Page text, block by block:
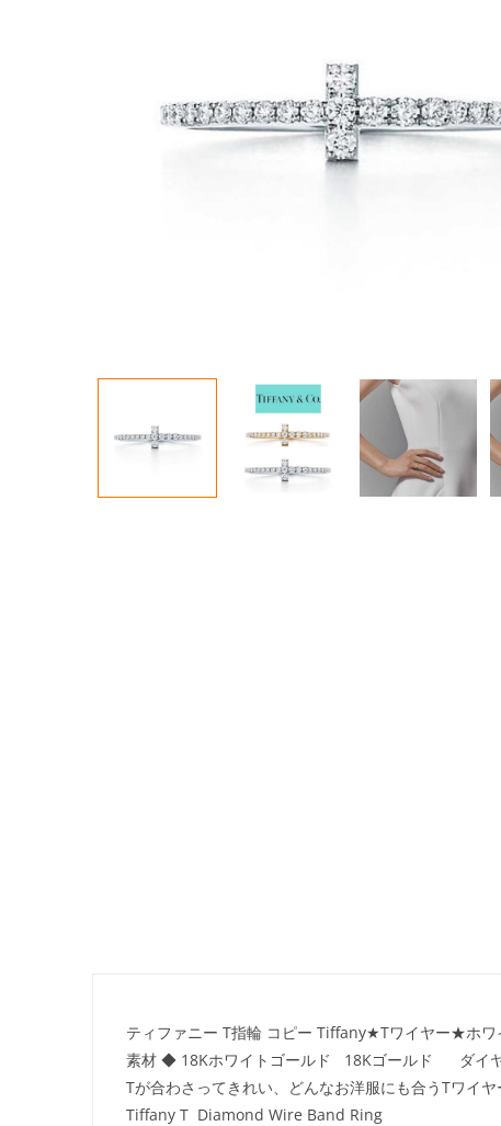
ティファニー T指輪 コピー Tiffany★Tワイヤー★ホワ
素材 ◆ 18Kホワイトゴールド 18Kゴールド ダイ
Tが合わさってきれい、どんなお洋服にも合うTワイヤ
Tiffany T Diamond Wire Band Ring